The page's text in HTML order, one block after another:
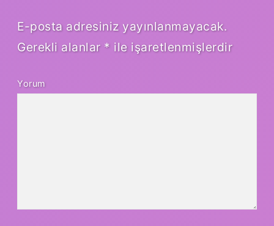
E-posta adresiniz yayınlanmayacak.
Gerekli alanlar * ile işaretlenmişlerdir
Yorum